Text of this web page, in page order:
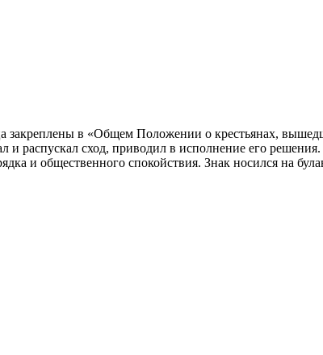
закреплены в «Общем Положении о крестьянах,
и распускал сход, приводил в исполнение его
и общественного спокойствия. Знак носился на